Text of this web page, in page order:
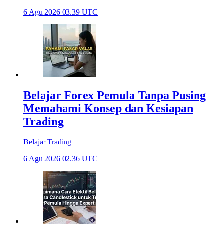
6 Agu 2026 03.39 UTC
Belajar Forex Pemula Tanpa Pusing
Memahami Konsep dan Kesiapan
Trading
Belajar Trading
6 Agu 2026 02.36 UTC